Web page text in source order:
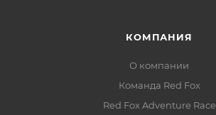
КОМПАНИЯ
О компании
Команда Red Fox
Red Fox Adventure Race